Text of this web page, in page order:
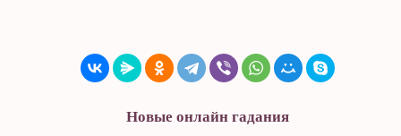
Новые онлайн гадания